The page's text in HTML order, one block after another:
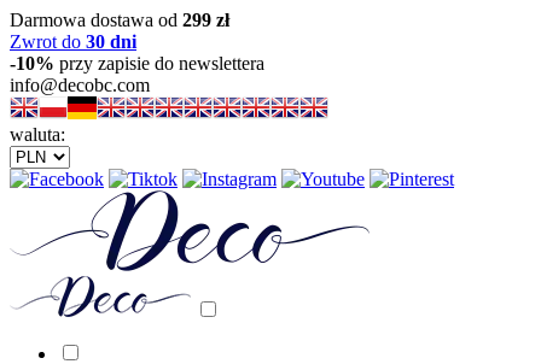
Darmowa dostawa od 299 zł
Zwrot do 30 dni
-10% przy zapisie do newslettera
info@decobc.com
waluta: